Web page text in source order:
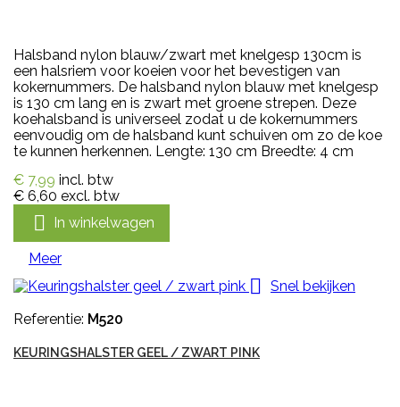
Halsband nylon blauw/zwart met knelgesp 130cm is
een halsriem voor koeien voor het bevestigen van
kokernummers. De halsband nylon blauw met knelgesp
is 130 cm lang en is zwart met groene strepen. Deze
koehalsband is universeel zodat u de kokernummers
eenvoudig om de halsband kunt schuiven om zo de koe
te kunnen herkennen. Lengte: 130 cm Breedte: 4 cm
€ 7,99 incl. btw
€ 6,60 excl. btw
 In winkelwagen
Meer

Snel bekijken
Referentie: M520
KEURINGSHALSTER GEEL / ZWART PINK